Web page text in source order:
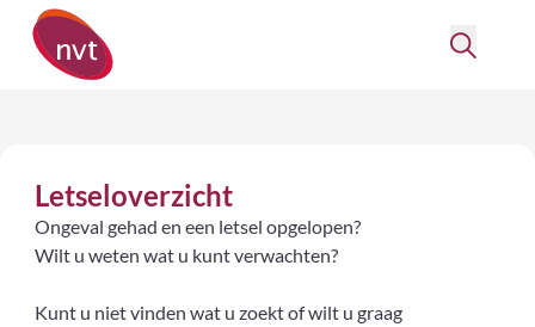
Letseloverzicht
Ongeval gehad en een letsel opgelopen?
Wilt u weten wat u kunt verwachten?
Kunt u niet vinden wat u zoekt of wilt u graag